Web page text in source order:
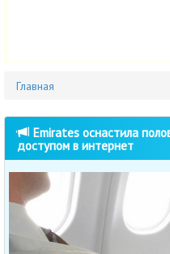
Главная
Emirates оснастила
доступом в интернет